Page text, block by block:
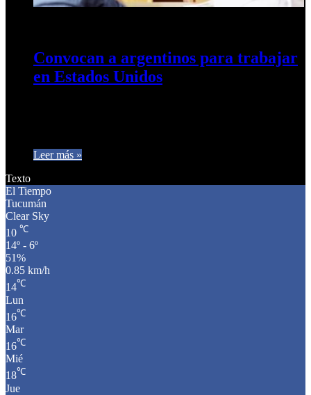
Convocan a argentinos para trabajar
en Estados Unidos
Leer más »
Texto
El Tiempo
Tucumán
Clear Sky
10 ℃
14º - 6º
51%
0.85 km/h
14℃
Lun
16℃
Mar
16℃
Mié
18℃
Jue